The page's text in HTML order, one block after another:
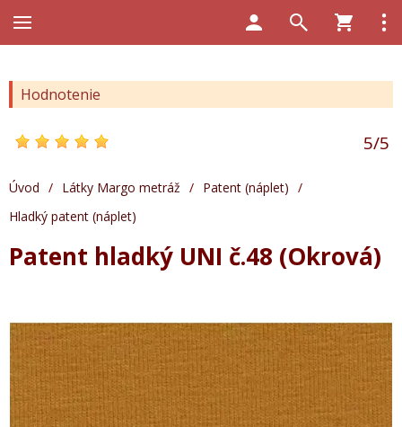
Hodnotenie
5/5
Úvod / Látky Margo metráž / Patent (náplet) /
Hladký patent (náplet)
Patent hladký UNI č.48 (Okrová)